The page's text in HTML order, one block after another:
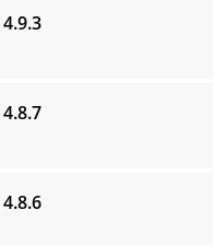
4.9.3
4.8.7
4.8.6